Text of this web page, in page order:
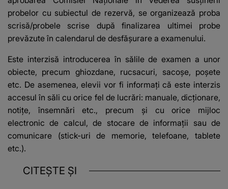
probelor cu subiectul de rezervă, se organizează proba
scrisă/probele scrise după finalizarea ultimei probe
prevăzute în calendarul de desfășurare a examenului.
Este interzisă introducerea în sălile de examen a unor
obiecte, precum ghiozdane, rucsacuri, sacoșe, poșete
etc. De asemenea, elevii vor fi informați că este interzis
accesul în săli cu orice fel de lucrări: manuale, dicționare,
notițe, însemnări etc., precum și cu orice mijloc
electronic de calcul, de stocare de informații sau de
comunicare (stick-uri de memorie, telefoane, tablete
etc.).
CITEȘTE ȘI